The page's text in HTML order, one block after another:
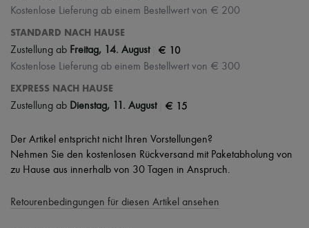
Kostenlose Lieferung ab einem Bestellwert von € 200
STANDARD NACH HAUSE
Zustellung ab Freitag, 14. August € 10
Kostenlose Lieferung ab einem Bestellwert von € 300
EXPRESS NACH HAUSE
Zustellung ab Dienstag, 11. August € 15
Der Artikel entspricht nicht Ihren Vorstellungen?
Nehmen Sie den kostenlosen Rückversand mit Paketabholung von
zu Hause aus innerhalb von 30 Tagen in Anspruch.
Retourenbedingungen für diesen Artikel ansehen